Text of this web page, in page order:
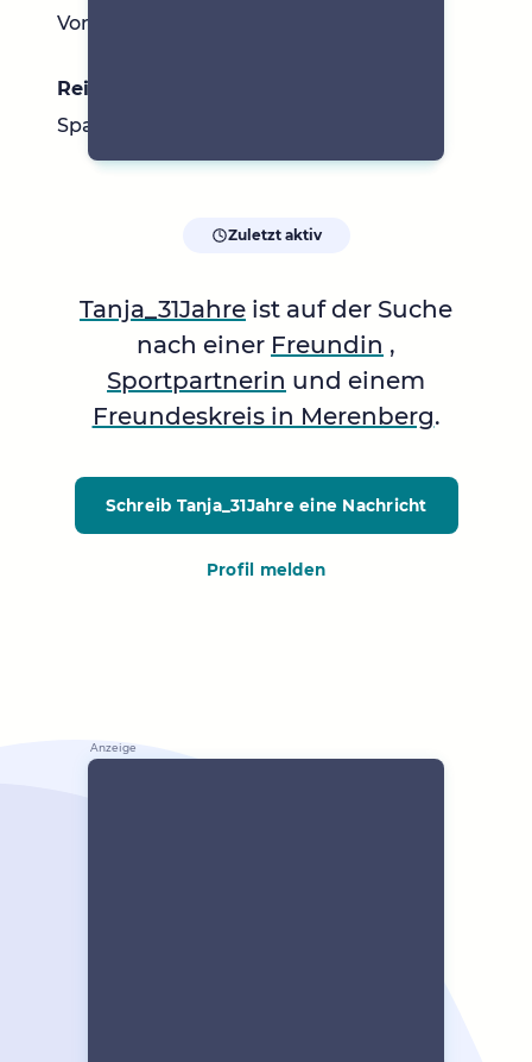
Von Rock bis Pop
Reiseziele
Spanien, Ostsee, Kanada
Zuletzt aktiv
Tanja_31Jahre ist auf der Suche
nach einer Freundin ,
Sportpartnerin und einem
Freundeskreis in Merenberg.
Schreib Tanja_31Jahreeine Nachricht
Profil melden